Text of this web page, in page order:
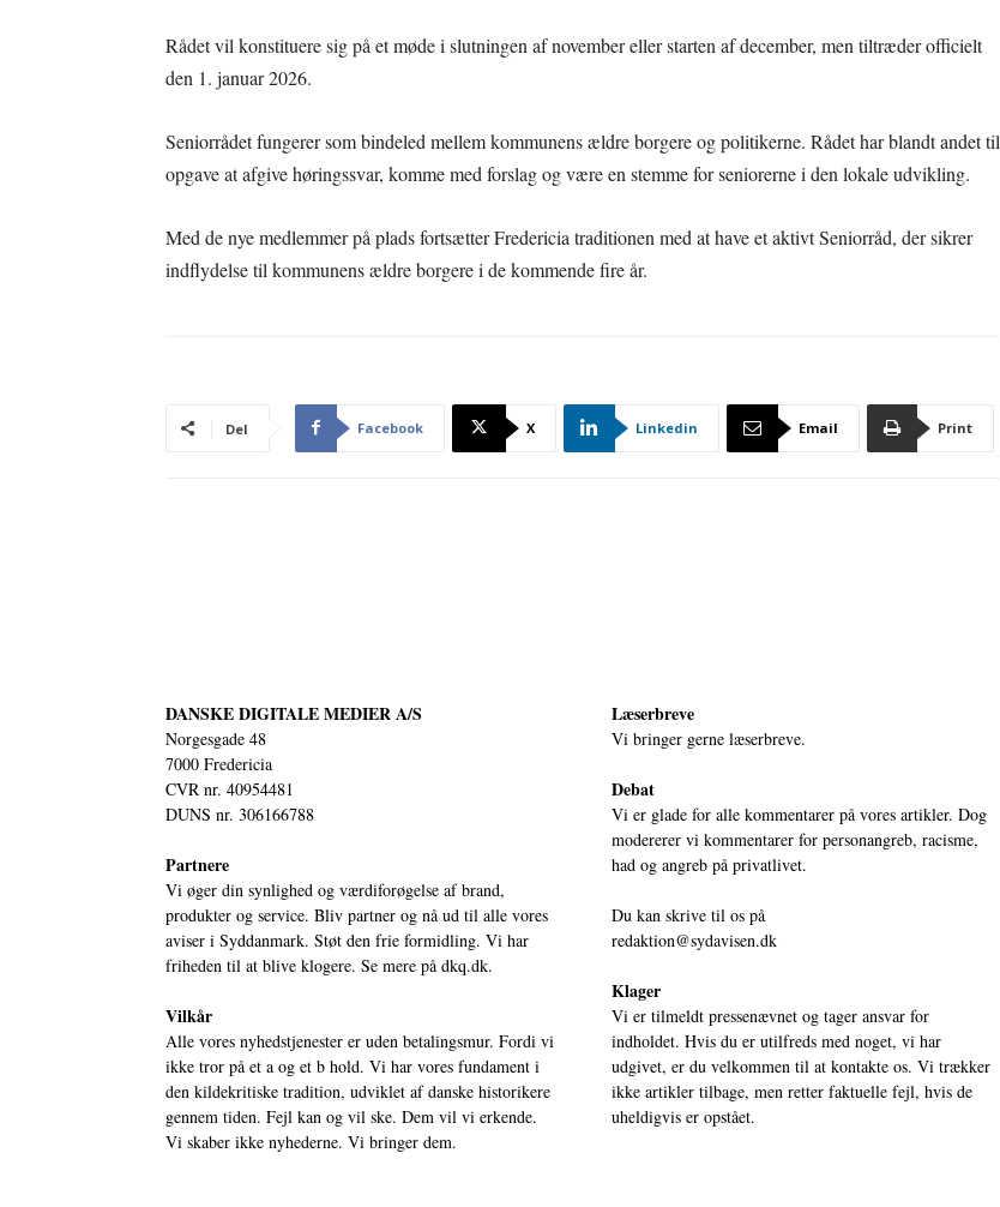
Rådet vil konstituere sig på et møde i slutningen af november eller starten af december, men tiltræder officielt
den 1. januar 2026.
Seniorrådet fungerer som bindeled mellem kommunens ældre borgere og politikerne. Rådet har blandt andet til
opgave at afgive høringssvar, komme med forslag og være en stemme for seniorerne i den lokale udvikling.
Med de nye medlemmer på plads fortsætter Fredericia traditionen med at have et aktivt Seniorråd, der sikrer
indflydelse til kommunens ældre borgere i de kommende fire år.
Del Facebook X Linkedin Email Print
DANSKE DIGITALE MEDIER A/S
Norgesgade 48
7000 Fredericia
CVR nr. 40954481
DUNS nr. 306166788
Partnere
Vi øger din synlighed og værdiforøgelse af brand,
produkter og service. Bliv partner og nå ud til alle vores
aviser i Syddanmark. Støt den frie formidling. Vi har
friheden til at blive klogere. Se mere på dkq.dk.
Vilkår
Alle vores nyhedstjenester er uden betalingsmur. Fordi vi
ikke tror på et a og et b hold. Vi har vores fundament i
den kildekritiske tradition, udviklet af danske historikere
gennem tiden. Fejl kan og vil ske. Dem vil vi erkende.
Vi skaber ikke nyhederne. Vi bringer dem.
Læserbreve
Vi bringer gerne læserbreve.
Debat
Vi er glade for alle kommentarer på vores artikler. Dog
modererer vi kommentarer for personangreb, racisme,
had og angreb på privatlivet.
Du kan skrive til os på
redaktion@sydavisen.dk
Klager
Vi er tilmeldt pressenævnet og tager ansvar for
indholdet. Hvis du er utilfreds med noget, vi har
udgivet, er du velkommen til at kontakte os. Vi trækker
ikke artikler tilbage, men retter faktuelle fejl, hvis de
uheldigvis er opstået.